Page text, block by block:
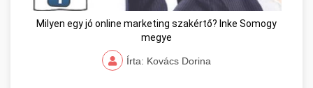
Milyen egy jó online marketing szakértő? Inke Somogy
megye
Írta: Kovács Dorina